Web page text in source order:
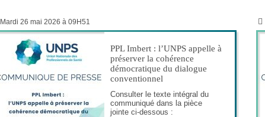
Mardi 26 mai 2026 à 09H51
PPL Imbert : l’UNPS appelle à
préserver la cohérence
démocratique du dialogue
conventionnel
Consulter le texte intégral du
communiqué dans la pièce
jointe ci-dessous :